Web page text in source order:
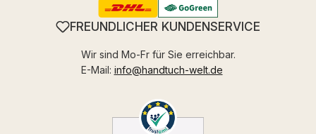
FREUNDLICHER KUNDENSERVICE
Wir sind Mo-Fr für Sie erreichbar.
E-Mail: info@handtuch-welt.de